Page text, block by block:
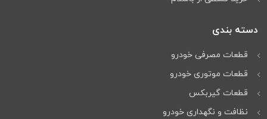
دسته بندی
قطعات مصرفی خودرو
قطعات موتوری خودرو
قطعات گیربکس
نظافت و نگهداری خودرو